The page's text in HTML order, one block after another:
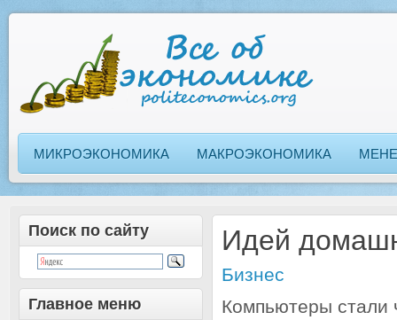
МИКРОЭКОНОМИКА МАКРОЭКОНОМИКА
Поиск по сайту
Главное меню
Идей
Бизнес
Компьютеры стали